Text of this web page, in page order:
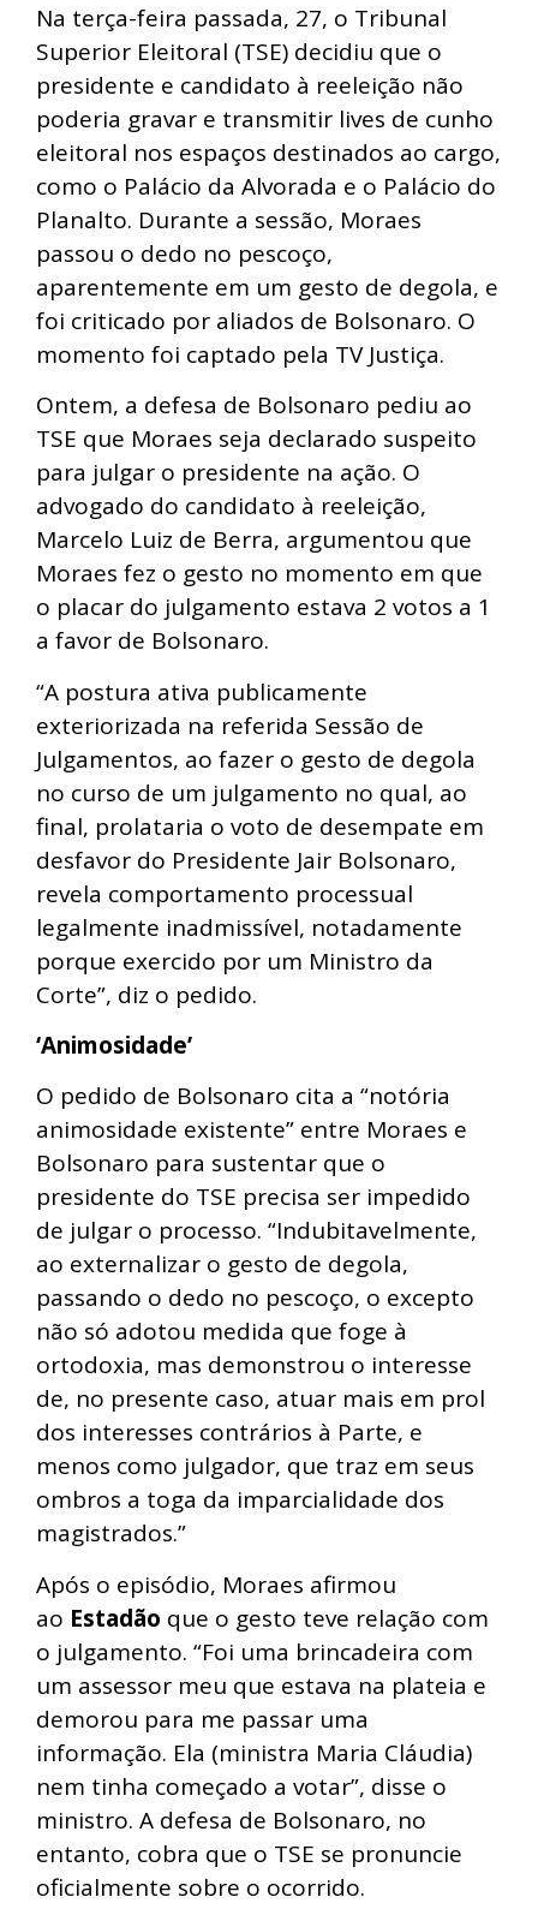
Na terça-feira passada, 27, o Tribunal
Superior Eleitoral (TSE) decidiu que o
presidente e candidato à reeleição não
poderia gravar e transmitir lives de cunho
eleitoral nos espaços destinados ao cargo,
como o Palácio da Alvorada e o Palácio do
Planalto. Durante a sessão, Moraes
passou o dedo no pescoço,
aparentemente em um gesto de degola, e
foi criticado por aliados de Bolsonaro. O
momento foi captado pela TV Justiça.
Ontem, a defesa de Bolsonaro pediu ao
TSE que Moraes seja declarado suspeito
para julgar o presidente na ação. O
advogado do candidato à reeleição,
Marcelo Luiz de Berra, argumentou que
Moraes fez o gesto no momento em que
o placar do julgamento estava 2 votos a 1
a favor de Bolsonaro.
“A postura ativa publicamente
exteriorizada na referida Sessão de
Julgamentos, ao fazer o gesto de degola
no curso de um julgamento no qual, ao
final, prolataria o voto de desempate em
desfavor do Presidente Jair Bolsonaro,
revela comportamento processual
legalmente inadmissível, notadamente
porque exercido por um Ministro da
Corte”, diz o pedido.
‘Animosidade’
O pedido de Bolsonaro cita a “notória
animosidade existente” entre Moraes e
Bolsonaro para sustentar que o
presidente do TSE precisa ser impedido
de julgar o processo. “Indubitavelmente,
ao externalizar o gesto de degola,
passando o dedo no pescoço, o excepto
não só adotou medida que foge à
ortodoxia, mas demonstrou o interesse
de, no presente caso, atuar mais em prol
dos interesses contrários à Parte, e
menos como julgador, que traz em seus
ombros a toga da imparcialidade dos
magistrados.”
Após o episódio, Moraes afirmou
ao Estadão que o gesto teve relação com
o julgamento. “Foi uma brincadeira com
um assessor meu que estava na plateia e
demorou para me passar uma
informação. Ela (ministra Maria Cláudia)
nem tinha começado a votar”, disse o
ministro. A defesa de Bolsonaro, no
entanto, cobra que o TSE se pronuncie
oficialmente sobre o ocorrido.